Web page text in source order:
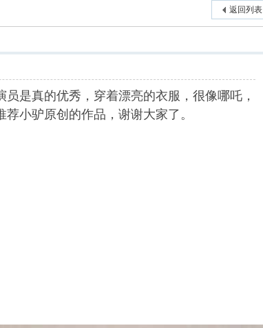
返回列表
是真的优秀，穿着漂亮的衣服，很像哪吒，
小驴原创的作品，谢谢大家了。